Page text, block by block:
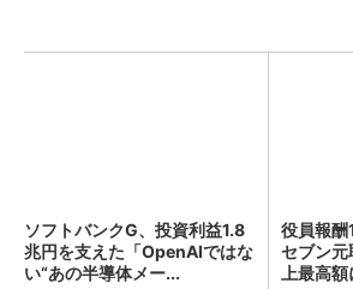
ソフトバンクG、投資利益1.8
兆円を支えた「OpenAIではな
い“あの半導体メー...
役員報
セブン元
上最高